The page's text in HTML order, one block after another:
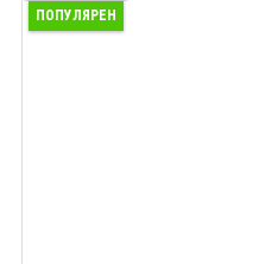
ПОПУЛЯРЕН